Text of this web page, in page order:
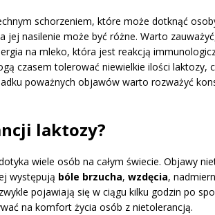
schorzeniem, które może dotknąć
jej nasilenie może być różne. Warto
na mleko, która jest reakcją
czasem tolerować niewielkie ilości laktozy,
poważnych objawów warto rozważyć
laktozy?
wiele osób na całym świecie. Objawy
występują bóle brzucha, wzdęcia,
pojawiają się w ciągu kilku godzin po
na komfort życia osób z nietolerancją.